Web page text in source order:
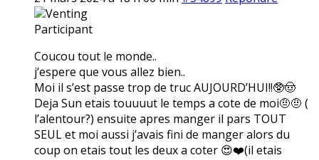
Venting
Participant
Coucou tout le monde..
j’espere que vous allez bien..
Moi il s’est passe trop de truc AUJOURD’HUI!!🥸🤠
Deja Sun etais touuuut le temps a cote de moi🤨🤨 (
l’alentour?) ensuite apres manger il pars TOUT
SEUL et moi aussi j’avais fini de manger alors du
coup on etais tout les deux a coter 😍❤️(il etais